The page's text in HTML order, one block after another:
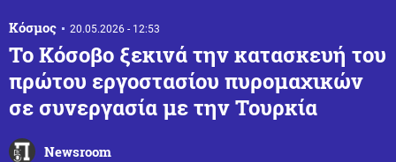
Κόσμος 20.05.2026 - 12:53
Το Κόσοβο ξεκινά την κατασκευή του
πρώτου εργοστασίου πυρομαχικών
σε συνεργασία με την Τουρκία
Newsroom